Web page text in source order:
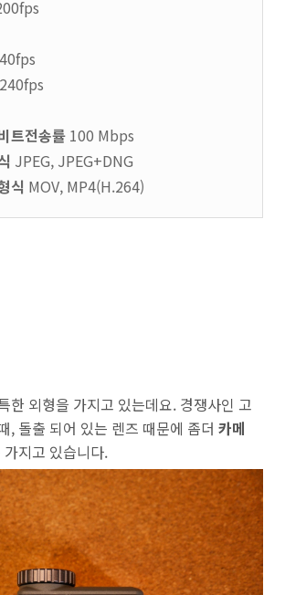
트전송률 100 Mbps
JPEG, JPEG+DNG
식 MOV, MP4(H.264)
한 외형을 가지고 있는데요. 경쟁사인 고
, 돌출 되어 있는 렌즈 때문에 좀더 카메
지고 있습니다.